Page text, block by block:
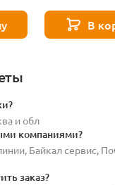
В
и обл
компаниями?
Байкал сервис,
заказ?